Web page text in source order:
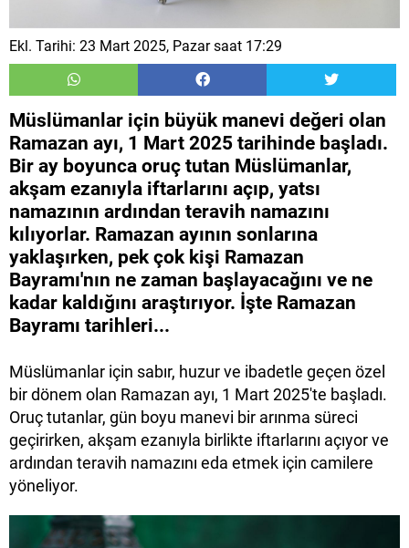
Ekl. Tarihi: 23 Mart 2025, Pazar saat 17:29
Müslümanlar için büyük manevi değeri olan
Ramazan ayı, 1 Mart 2025 tarihinde başladı.
Bir ay boyunca oruç tutan Müslümanlar,
akşam ezanıyla iftarlarını açıp, yatsı
namazının ardından teravih namazını
kılıyorlar. Ramazan ayının sonlarına
yaklaşırken, pek çok kişi Ramazan
Bayramı'nın ne zaman başlayacağını ve ne
kadar kaldığını araştırıyor. İşte Ramazan
Bayramı tarihleri...
Müslümanlar için sabır, huzur ve ibadetle geçen özel
bir dönem olan Ramazan ayı, 1 Mart 2025'te başladı.
Oruç tutanlar, gün boyu manevi bir arınma süreci
geçirirken, akşam ezanıyla birlikte iftarlarını açıyor ve
ardından teravih namazını eda etmek için camilere
yöneliyor.